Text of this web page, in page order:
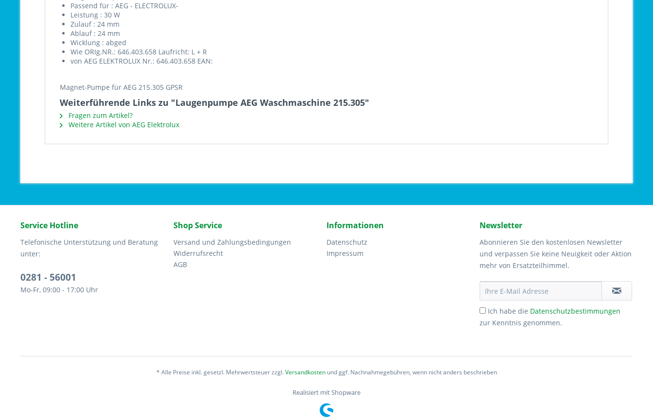
Passend für : AEG - ELECTROLUX-
Leistung : 30 W
Zulauf : 24 mm
Ablauf : 24 mm
Wicklung : abged
Wie ORIg.NR.: 646.403.658 Laufricht: L + R
von AEG ELEKTROLUX Nr.: 646.403.658 EAN:
Magnet-Pumpe für AEG 215.305 GPSR
Weiterführende Links zu "Laugenpumpe AEG Waschmaschine 215.305"
Fragen zum Artikel?
Weitere Artikel von AEG Elektrolux
Service Hotline
Telefonische Unterstützung und Beratung
unter:
0281 - 56001
Mo-Fr, 09:00 - 17:00 Uhr
Shop Service
Versand und Zahlungsbedingungen
Widerrufsrecht
AGB
Informationen
Datenschutz
Impressum
Newsletter
Abonnieren Sie den kostenlosen Newsletter
und verpassen Sie keine Neuigkeit oder Aktion
mehr von Ersatzteilhimmel.
Ich habe die Datenschutzbestimmungen
zur Kenntnis genommen.
* Alle Preise inkl. gesetzl. Mehrwertsteuer zzgl.Versandkostenund ggf. Nachnahmegebühren, wenn nicht anders beschrieben
Realisiert mit Shopware